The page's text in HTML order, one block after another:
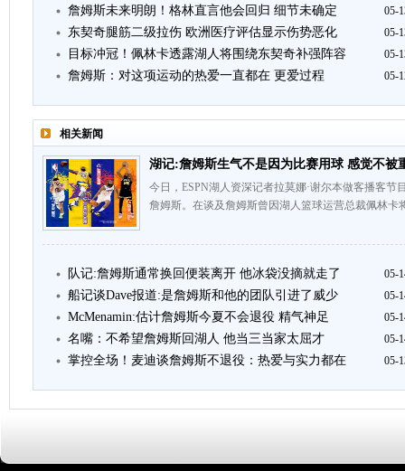
詹姆斯未来明朗！格林直言他会回归 细节未确定 05-
东契奇腿筋二级拉伤 欧洲医疗评估显示伤势恶化 05-
目标冲冠！佩林卡透露湖人将围绕东契奇补强阵容 05-
詹姆斯：对这项运动的热爱一直都在 更爱过程 05-
相关新闻
湖记:詹姆斯生气不是因为比赛用球 感觉不被
今日，ESPN湖人资深记者拉莫娜·谢尔本做客播客节
詹姆斯。在谈及詹姆斯曾因湖人篮球运营总裁佩林
队记:詹姆斯通常换回便装离开 他冰袋没摘就走了 05-
船记谈Dave报道:是詹姆斯和他的团队引进了威少 05-
McMenamin:估计詹姆斯今夏不会退役 精气神足 05-
名嘴：不希望詹姆斯回湖人 他当三当家太屈才 05-
掌控全场！麦迪谈詹姆斯不退役：热爱与实力都在 05-